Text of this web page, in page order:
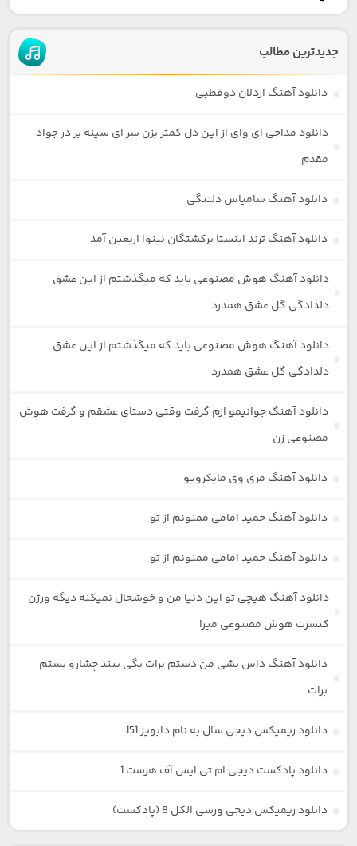
جدیدترین مطالب
دانلود آهنگ اردلان دوقطبی
دانلود مداحی ای وای از این دل کمتر بزن سر ای سینه بر در جواد
مقدم
دانلود آهنگ سامیاس دلتنگی
دانلود آهنگ ترند اینستا برکشتگان نینوا اربعین آمد
دانلود آهنگ هوش مصنوعی باید که میگذشتم از این عشق
دلدادگی گل عشق همدرد
دانلود آهنگ هوش مصنوعی باید که میگذشتم از این عشق
دلدادگی گل عشق همدرد
دانلود آهنگ جوانیمو ازم گرفت وقتی دستای عشقم و گرفت هوش
مصنوعی زن
دانلود آهنگ مری وی مایکرویو
دانلود آهنگ حمید امامی ممنونم از تو
دانلود آهنگ حمید امامی ممنونم از تو
دانلود آهنگ هیچی تو این دنیا من و خوشحال نمیکنه دیگه ورژن
کنسرت هوش مصنوعی میرا
دانلود آهنگ داس بشی من دستم برات بگی ببند چشارو بستم
برات
دانلود ریمیکس دیجی سال به نام دابویز 151
دانلود پادکست دیجی ام تی ایس آف هرست 1
دانلود ریمیکس دیجی ورسی الکل 8 (پادکست)